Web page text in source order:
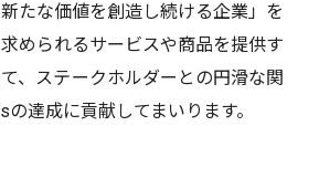
たな価値を創造し続ける企業」を
められるサービスや商品を提供す
、ステークホルダーとの円滑な関
達成に貢献してまいります。